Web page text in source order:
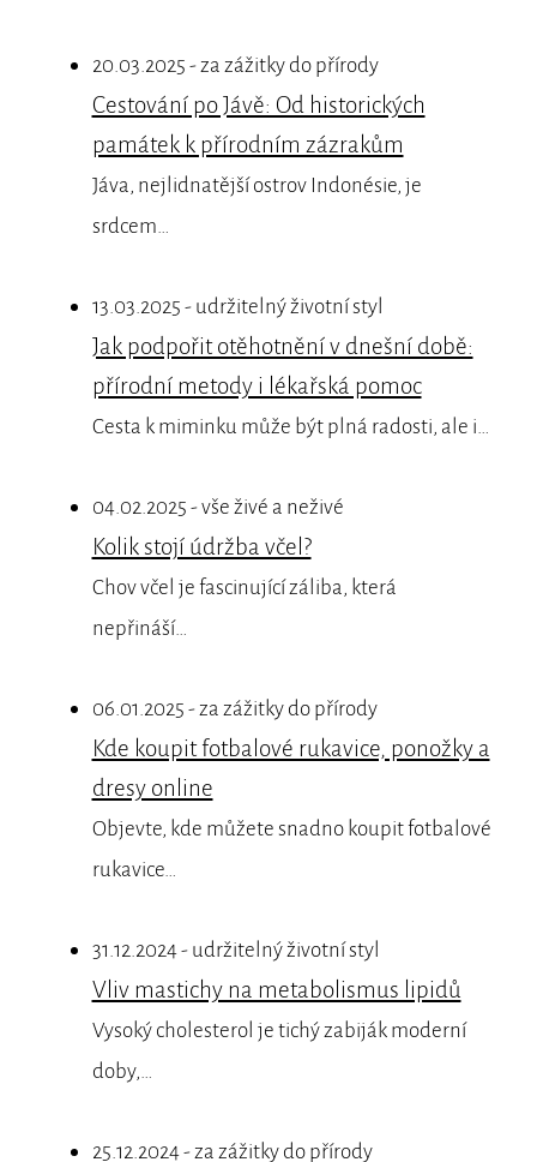
20.03.2025 - za zážitky do přírody
Cestování po Jávě: Od historických
památek k přírodním zázrakům
Jáva, nejlidnatější ostrov Indonésie, je
srdcem…
13.03.2025 - udržitelný životní styl
Jak podpořit otěhotnění v dnešní době:
přírodní metody i lékařská pomoc
Cesta k miminku může být plná radosti, ale i…
04.02.2025 - vše živé a neživé
Kolik stojí údržba včel?
Chov včel je fascinující záliba, která
nepřináší…
06.01.2025 - za zážitky do přírody
Kde koupit fotbalové rukavice, ponožky a
dresy online
Objevte, kde můžete snadno koupit fotbalové
rukavice…
31.12.2024 - udržitelný životní styl
Vliv mastichy na metabolismus lipidů
Vysoký cholesterol je tichý zabiják moderní
doby,…
25.12.2024 - za zážitky do přírody